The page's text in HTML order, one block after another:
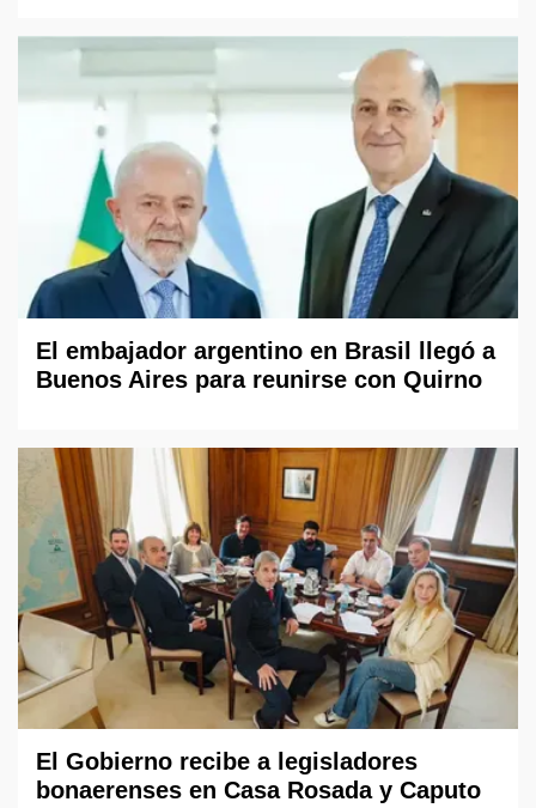
El embajador argentino en Brasil llegó a
Buenos Aires para reunirse con Quirno
El Gobierno recibe a legisladores
bonaerenses en Casa Rosada y Caputo